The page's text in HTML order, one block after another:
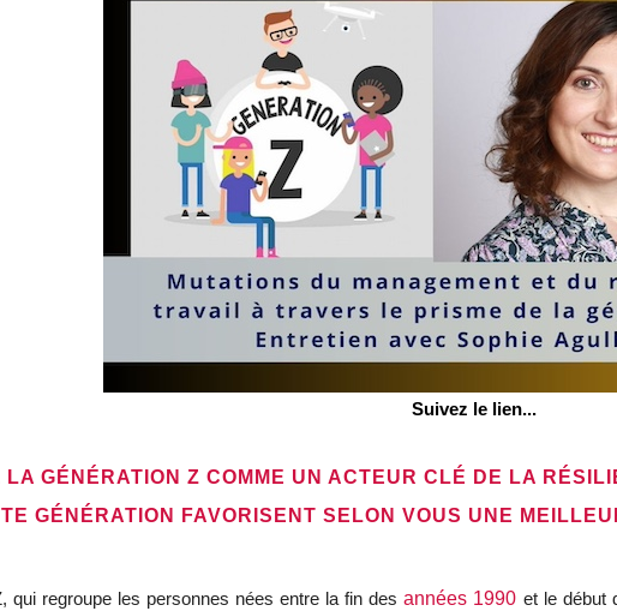
Suivez le lien...
LA GÉNÉRATION Z COMME UN ACTEUR CLÉ DE LA
GÉNÉRATION FAVORISENT SELON VOUS UNE
qui regroupe les personnes nées entre la fin desannées 1990 et le début